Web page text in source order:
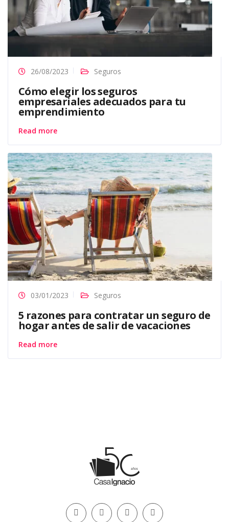
26/08/2023 Seguros
Cómo elegir los seguros
empresariales adecuados para tu
emprendimiento
Read more
03/01/2023 Seguros
5 razones para contratar un seguro de
hogar antes de salir de vacaciones
Read more